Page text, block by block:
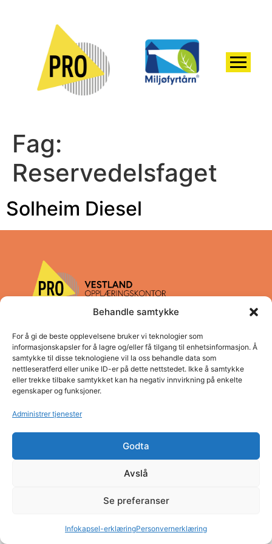
Behandle samtykke
For å gi de beste opplevelsene bruker vi teknologier som
informasjonskapsler for å lagre og/eller få tilgang til enhetsinformasjon. Å
samtykke til disse teknologiene vil la oss behandle data som
nettleseratferd eller unike ID-er på dette nettstedet. Ikke å samtykke
eller trekke tilbake samtykket kan ha negativ innvirkning på enkelte
egenskaper og funksjoner.
Administrer tjenester
Godta
Avslå
Se preferanser
Infokapsel-erklæringPersonvernerklæring
Fag:
Reservedelsfaget
Solheim Diesel
Pro Vestland opplæringskontor
Adresse: Concordbygget, Firdaveien 6
Telefon: (+47) 57 83 22 60
E-post: post@pro.sf.no